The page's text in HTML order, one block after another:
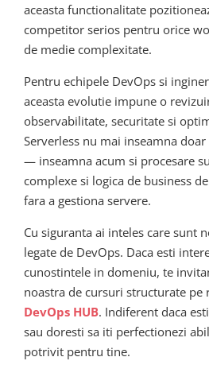
aceasta functionalitate
competitor serios pentru orice
de medie complexitate.
Pentru echipele DevOps si
aceasta evolutie impune o
observabilitate, securitate si
Serverless nu mai inseamna
— inseamna acum si procesare
complexe si logica de business
fara a gestiona servere.
Cu siguranta ai inteles care sunt
legate de DevOps. Daca esti
cunostintele in domeniu, te
noastra de cursuri structurate
DevOps HUB. Indiferent daca
sau doresti sa iti perfectionezi
potrivit pentru tine.